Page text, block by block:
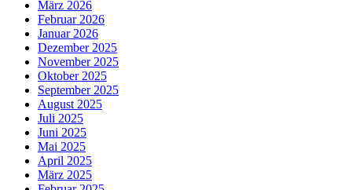
März 2026
Februar 2026
Januar 2026
Dezember 2025
November 2025
Oktober 2025
September 2025
August 2025
Juli 2025
Juni 2025
Mai 2025
April 2025
März 2025